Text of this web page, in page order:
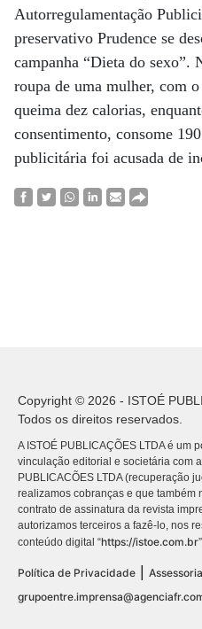
Autorregulamentação
preservativo Prudence se
campanha “Dieta do sexo”.
roupa de uma mulher, com
queima dez calorias,
consentimento, consome
publicitária foi acusada de
Copyright © 2026 - ISTOÉ
Todos os direitos reservados.
A ISTOÉ PUBLICAÇÕES LTDA é um
vinculação editorial e societária com
PUBLICACÕES LTDA (recuperação
realizamos cobranças e que também
contrato de assinatura da revista
autorizamos terceiros a fazê-lo, nos
conteúdo digital “https://istoe.com.br
Política de Privacidade